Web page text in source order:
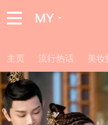
MY
主页 流行热话 美妆